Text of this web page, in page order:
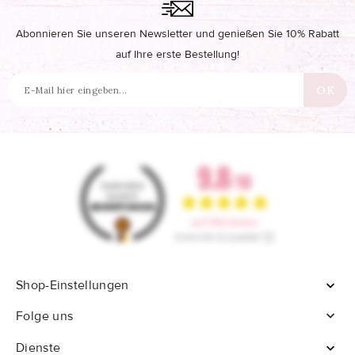
Abonnieren Sie unseren Newsletter und genießen Sie 10% Rabatt
auf Ihre erste Bestellung!
Shop-Einstellungen

Folge uns

Dienste
